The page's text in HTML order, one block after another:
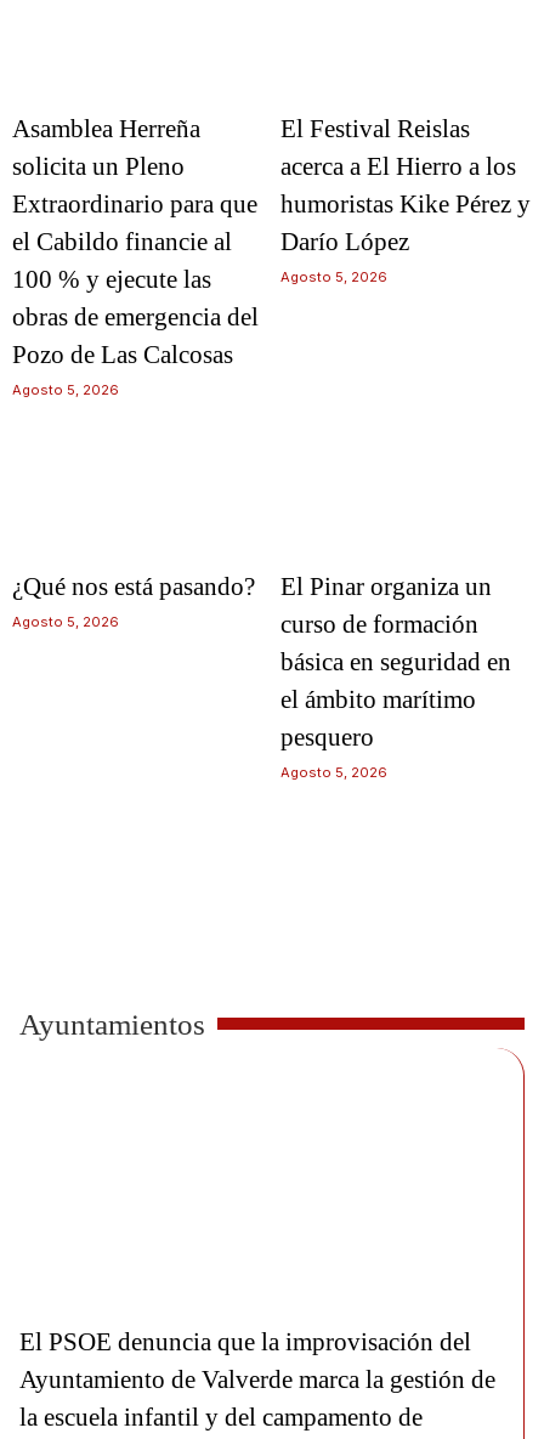
Asamblea Herreña
solicita un Pleno
Extraordinario para que
el Cabildo financie al
100 % y ejecute las
obras de emergencia del
Pozo de Las Calcosas
Agosto 5, 2026
El Festival Reislas
acerca a El Hierro a los
humoristas Kike Pérez y
Darío López
Agosto 5, 2026
¿Qué nos está pasando?
Agosto 5, 2026
El Pinar organiza un
curso de formación
básica en seguridad en
el ámbito marítimo
pesquero
Agosto 5, 2026
Ayuntamientos
El PSOE denuncia que la improvisación del
Ayuntamiento de Valverde marca la gestión de
la escuela infantil y del campamento de